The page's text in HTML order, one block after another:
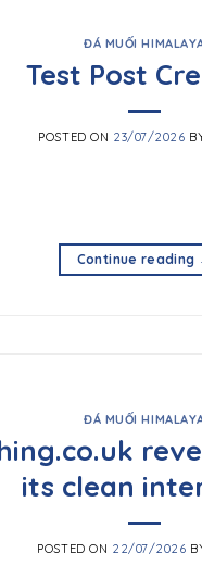
ĐÁ MUỐI
Test Post
POSTED ON 23/07/2026
Continue reading
ĐÁ MUỐI
its clean
POSTED ON 22/07/2026